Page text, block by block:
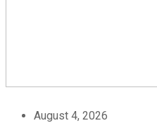
August 4, 2026